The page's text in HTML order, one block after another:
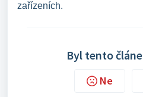
zařízeních.
Byl tento
Ne